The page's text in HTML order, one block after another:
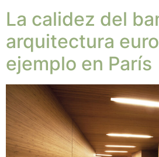
La calidez del
arquitectura
ejemplo en París